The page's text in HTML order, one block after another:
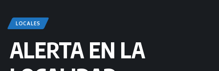
LOCALES
ALERTA EN LA